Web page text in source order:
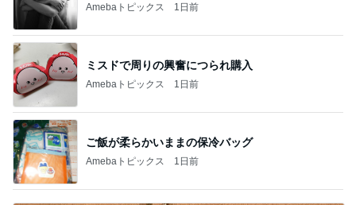
Amebaトピックス 1日前
ミスドで周りの興奮につられ購入
Amebaトピックス 1日前
ご飯が柔らかいままの保冷バッグ
Amebaトピックス 1日前